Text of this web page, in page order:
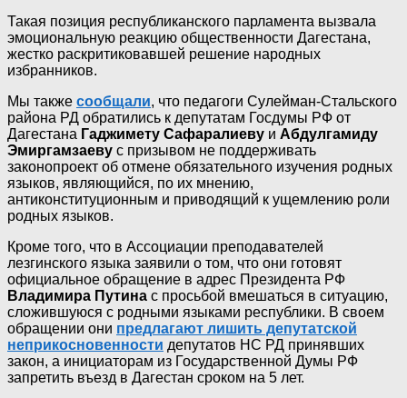
Такая позиция республиканского парламента вызвала
эмоциональную реакцию общественности Дагестана,
жестко раскритиковавшей решение народных
избранников.
Мы также сообщали, что педагоги Сулейман-Стальского
района РД обратились к депутатам Госдумы РФ от
Дагестана Гаджимету Сафаралиеву и Абдулгамиду
Эмиргамзаеву с призывом не поддерживать
законопроект об отмене обязательного изучения родных
языков, являющийся, по их мнению,
антиконституционным и приводящий к ущемлению роли
родных языков.
Кроме того, что в Ассоциации преподавателей
лезгинского языка заявили о том, что они готовят
официальное обращение в адрес Президента РФ
Владимира Путина с просьбой вмешаться в ситуацию,
сложившуюся с родными языками республики. В своем
обращении они предлагают лишить депутатской
неприкосновенности депутатов НС РД принявших
закон, а инициаторам из Государственной Думы РФ
запретить въезд в Дагестан сроком на 5 лет.